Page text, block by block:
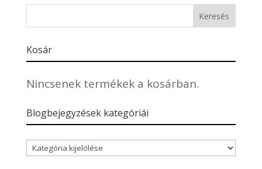
Kosár
Nincsenek termékek a kosárban.
Blogbejegyzések kategóriái
Blogbejegyzések
kategóriái